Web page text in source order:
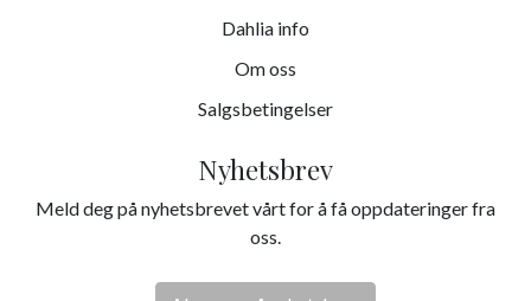
Dahlia info
Om oss
Salgsbetingelser
Nyhetsbrev
Meld deg på nyhetsbrevet vårt for å få oppdateringer fra
oss.